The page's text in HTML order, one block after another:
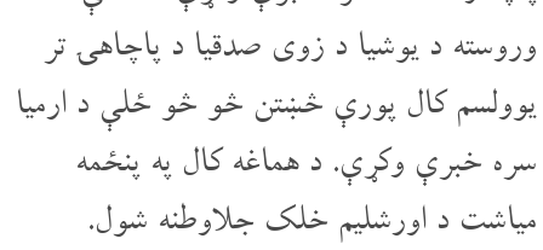
وروسته د یوشیا د زوی صدقیا د پاچاهۍ تر
یوولسم کال پورې څښتن څو څو ځلې د ارمیا
سره خبرې وکړې. د هماغه کال په پنځمه
میاشت د اورشلیم خلک جلاوطنه شول.